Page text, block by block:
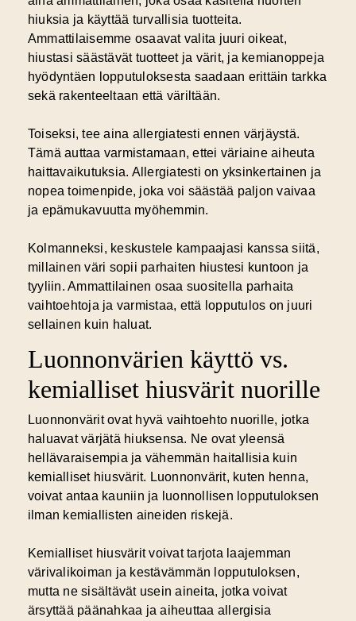
hiuksia ja käyttää turvallisia tuotteita.
Ammattilaisemme osaavat valita juuri oikeat,
hiustasi säästävät tuotteet ja värit, ja kemianoppeja
hyödyntäen lopputuloksesta saadaan erittäin tarkka
sekä rakenteeltaan että väriltään.
Toiseksi, tee aina allergiatesti ennen värjäystä.
Tämä auttaa varmistamaan, ettei väriaine aiheuta
haittavaikutuksia. Allergiatesti on yksinkertainen ja
nopea toimenpide, joka voi säästää paljon vaivaa
ja epämukavuutta myöhemmin.
Kolmanneksi, keskustele kampaajasi kanssa siitä,
millainen väri sopii parhaiten hiustesi kuntoon ja
tyyliin. Ammattilainen osaa suositella parhaita
vaihtoehtoja ja varmistaa, että lopputulos on juuri
sellainen kuin haluat.
Luonnonvärien käyttö vs.
kemialliset hiusvärit nuorille
Luonnonvärit ovat hyvä vaihtoehto nuorille, jotka
haluavat värjätä hiuksensa. Ne ovat yleensä
hellävaraisempia ja vähemmän haitallisia kuin
kemialliset hiusvärit. Luonnonvärit, kuten henna,
voivat antaa kauniin ja luonnollisen lopputuloksen
ilman kemiallisten aineiden riskejä.
Kemialliset hiusvärit voivat tarjota laajemman
värivalikoiman ja kestävämmän lopputuloksen,
mutta ne sisältävät usein aineita, jotka voivat
ärsyttää päänahkaa ja aiheuttaa allergisia